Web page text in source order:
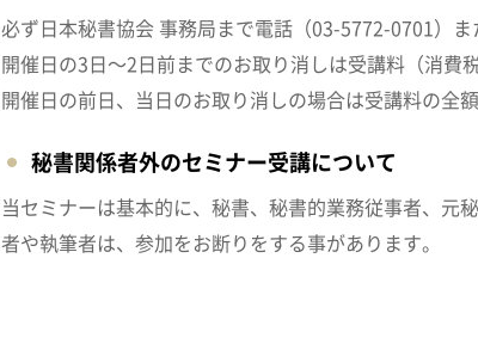
必ず日本秘書協会 事務局まで電話（03-5772-0701）
開催日の3日～2日前までのお取り消しは受講料（消
開催日の前日、当日のお取り消しの場合は受講料の全
秘書関係者外のセミナー受講について
当セミナーは基本的に、秘書、秘書的業務従事者、元
者や執筆者は、参加をお断りをする事があります。